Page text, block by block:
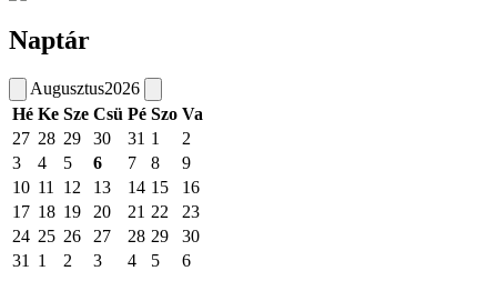
Naptár
Augusztus2026
Hé Ke Sze Csü Pé Szo Va
27 28 29 30 31 1
2
3
4 5 6 7 8
9
10 11 12 13 14 15
16
17 18 19 20 21 22
23
24 25 26 27 28 29
30
31
1 2 3 4 5 6